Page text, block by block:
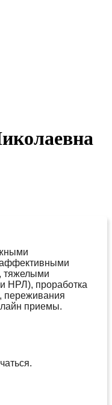
тяжелыми
НРЛ), проработка
переживания
приемы.